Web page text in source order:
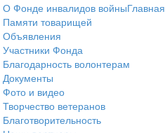
Главная
О Фонде инвалидов войны
Памяти товарищей
Объявления
Участники Фонда
Благодарность волонтерам
Документы
Фото и видео
Творчество ветеранов
Благотворительность